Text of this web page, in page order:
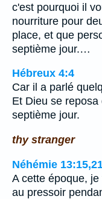
c'est pourquoi il
nourriture pour
place, et que
septième jour.…
Hébreux 4:4
Car il a parlé
Et Dieu se
septième jour.
thy stranger
Néhémie
A cette époque,
au pressoir